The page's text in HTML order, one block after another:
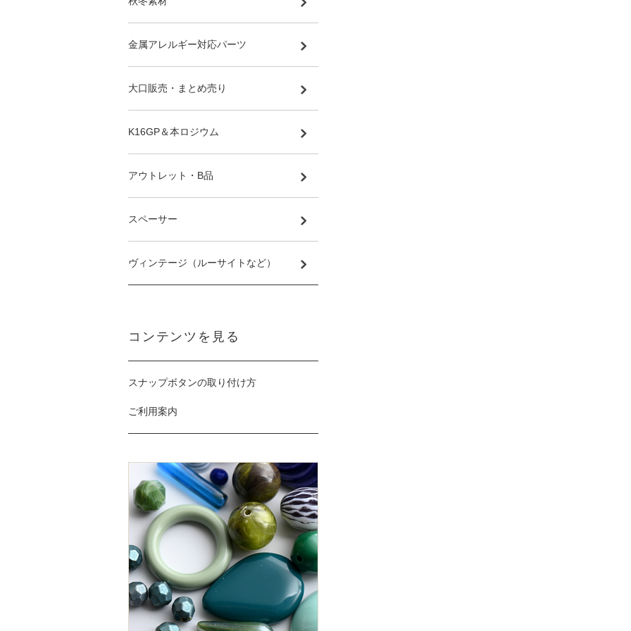
金属アレルギー対応パーツ
大口販売・まとめ売り
K16GP＆本ロジウム
アウトレット・B品
スペーサー
ヴィンテージ（ルーサイトなど）
コンテンツを見る
スナップボタンの取り付け方
ご利用案内